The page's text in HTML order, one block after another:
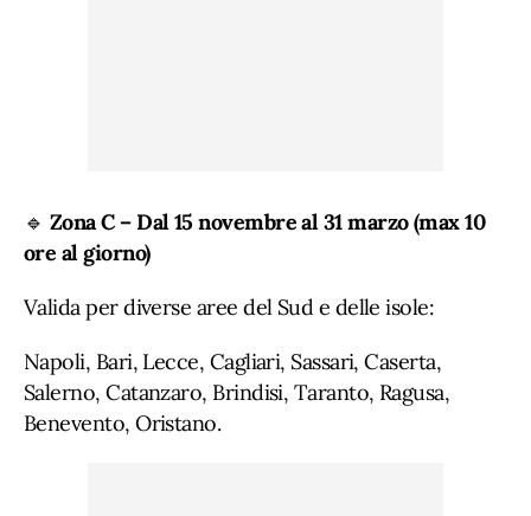
🔹 Zona C – Dal 15 novembre al 31 marzo (max 10
ore al giorno)
Valida per diverse aree del Sud e delle isole:
Napoli, Bari, Lecce, Cagliari, Sassari, Caserta,
Salerno, Catanzaro, Brindisi, Taranto, Ragusa,
Benevento, Oristano.